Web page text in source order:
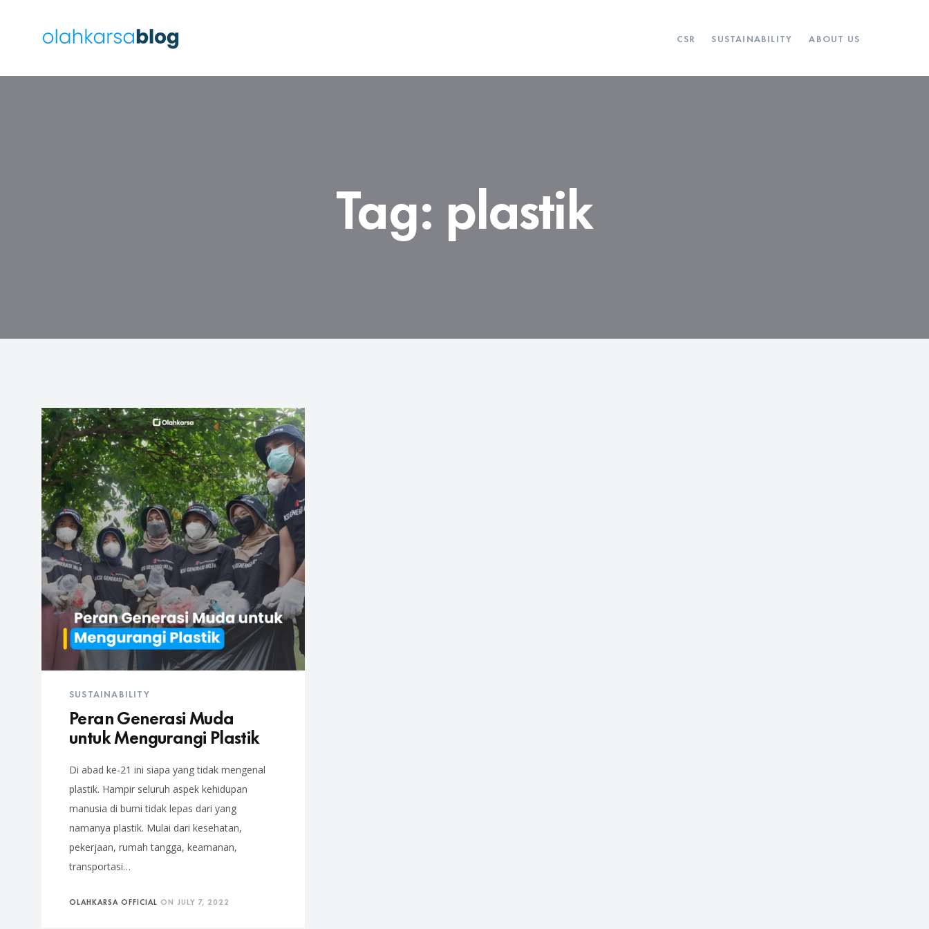
CSR SUSTAINABILITY ABOUT US
Tag: plastik
SUSTAINABILITY
Peran Generasi Muda
untuk Mengurangi Plastik
Di abad ke-21 ini siapa yang tidak mengenal
plastik. Hampir seluruh aspek kehidupan
manusia di bumi tidak lepas dari yang
namanya plastik. Mulai dari kesehatan,
pekerjaan, rumah tangga, keamanan,
transportasi…
OLAHKARSA OFFICIAL ON JULY 7, 2022